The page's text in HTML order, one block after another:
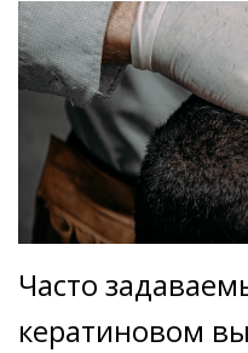
Часто
кератиновом